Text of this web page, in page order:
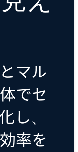
マル
でセ
し、
率を